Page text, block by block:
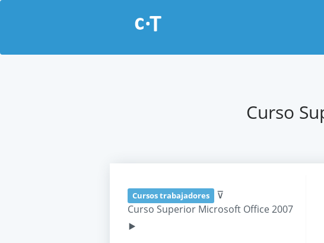
Curso
Cursos trabajadores ⊽
Curso Superior Microsoft Office 2007
‣